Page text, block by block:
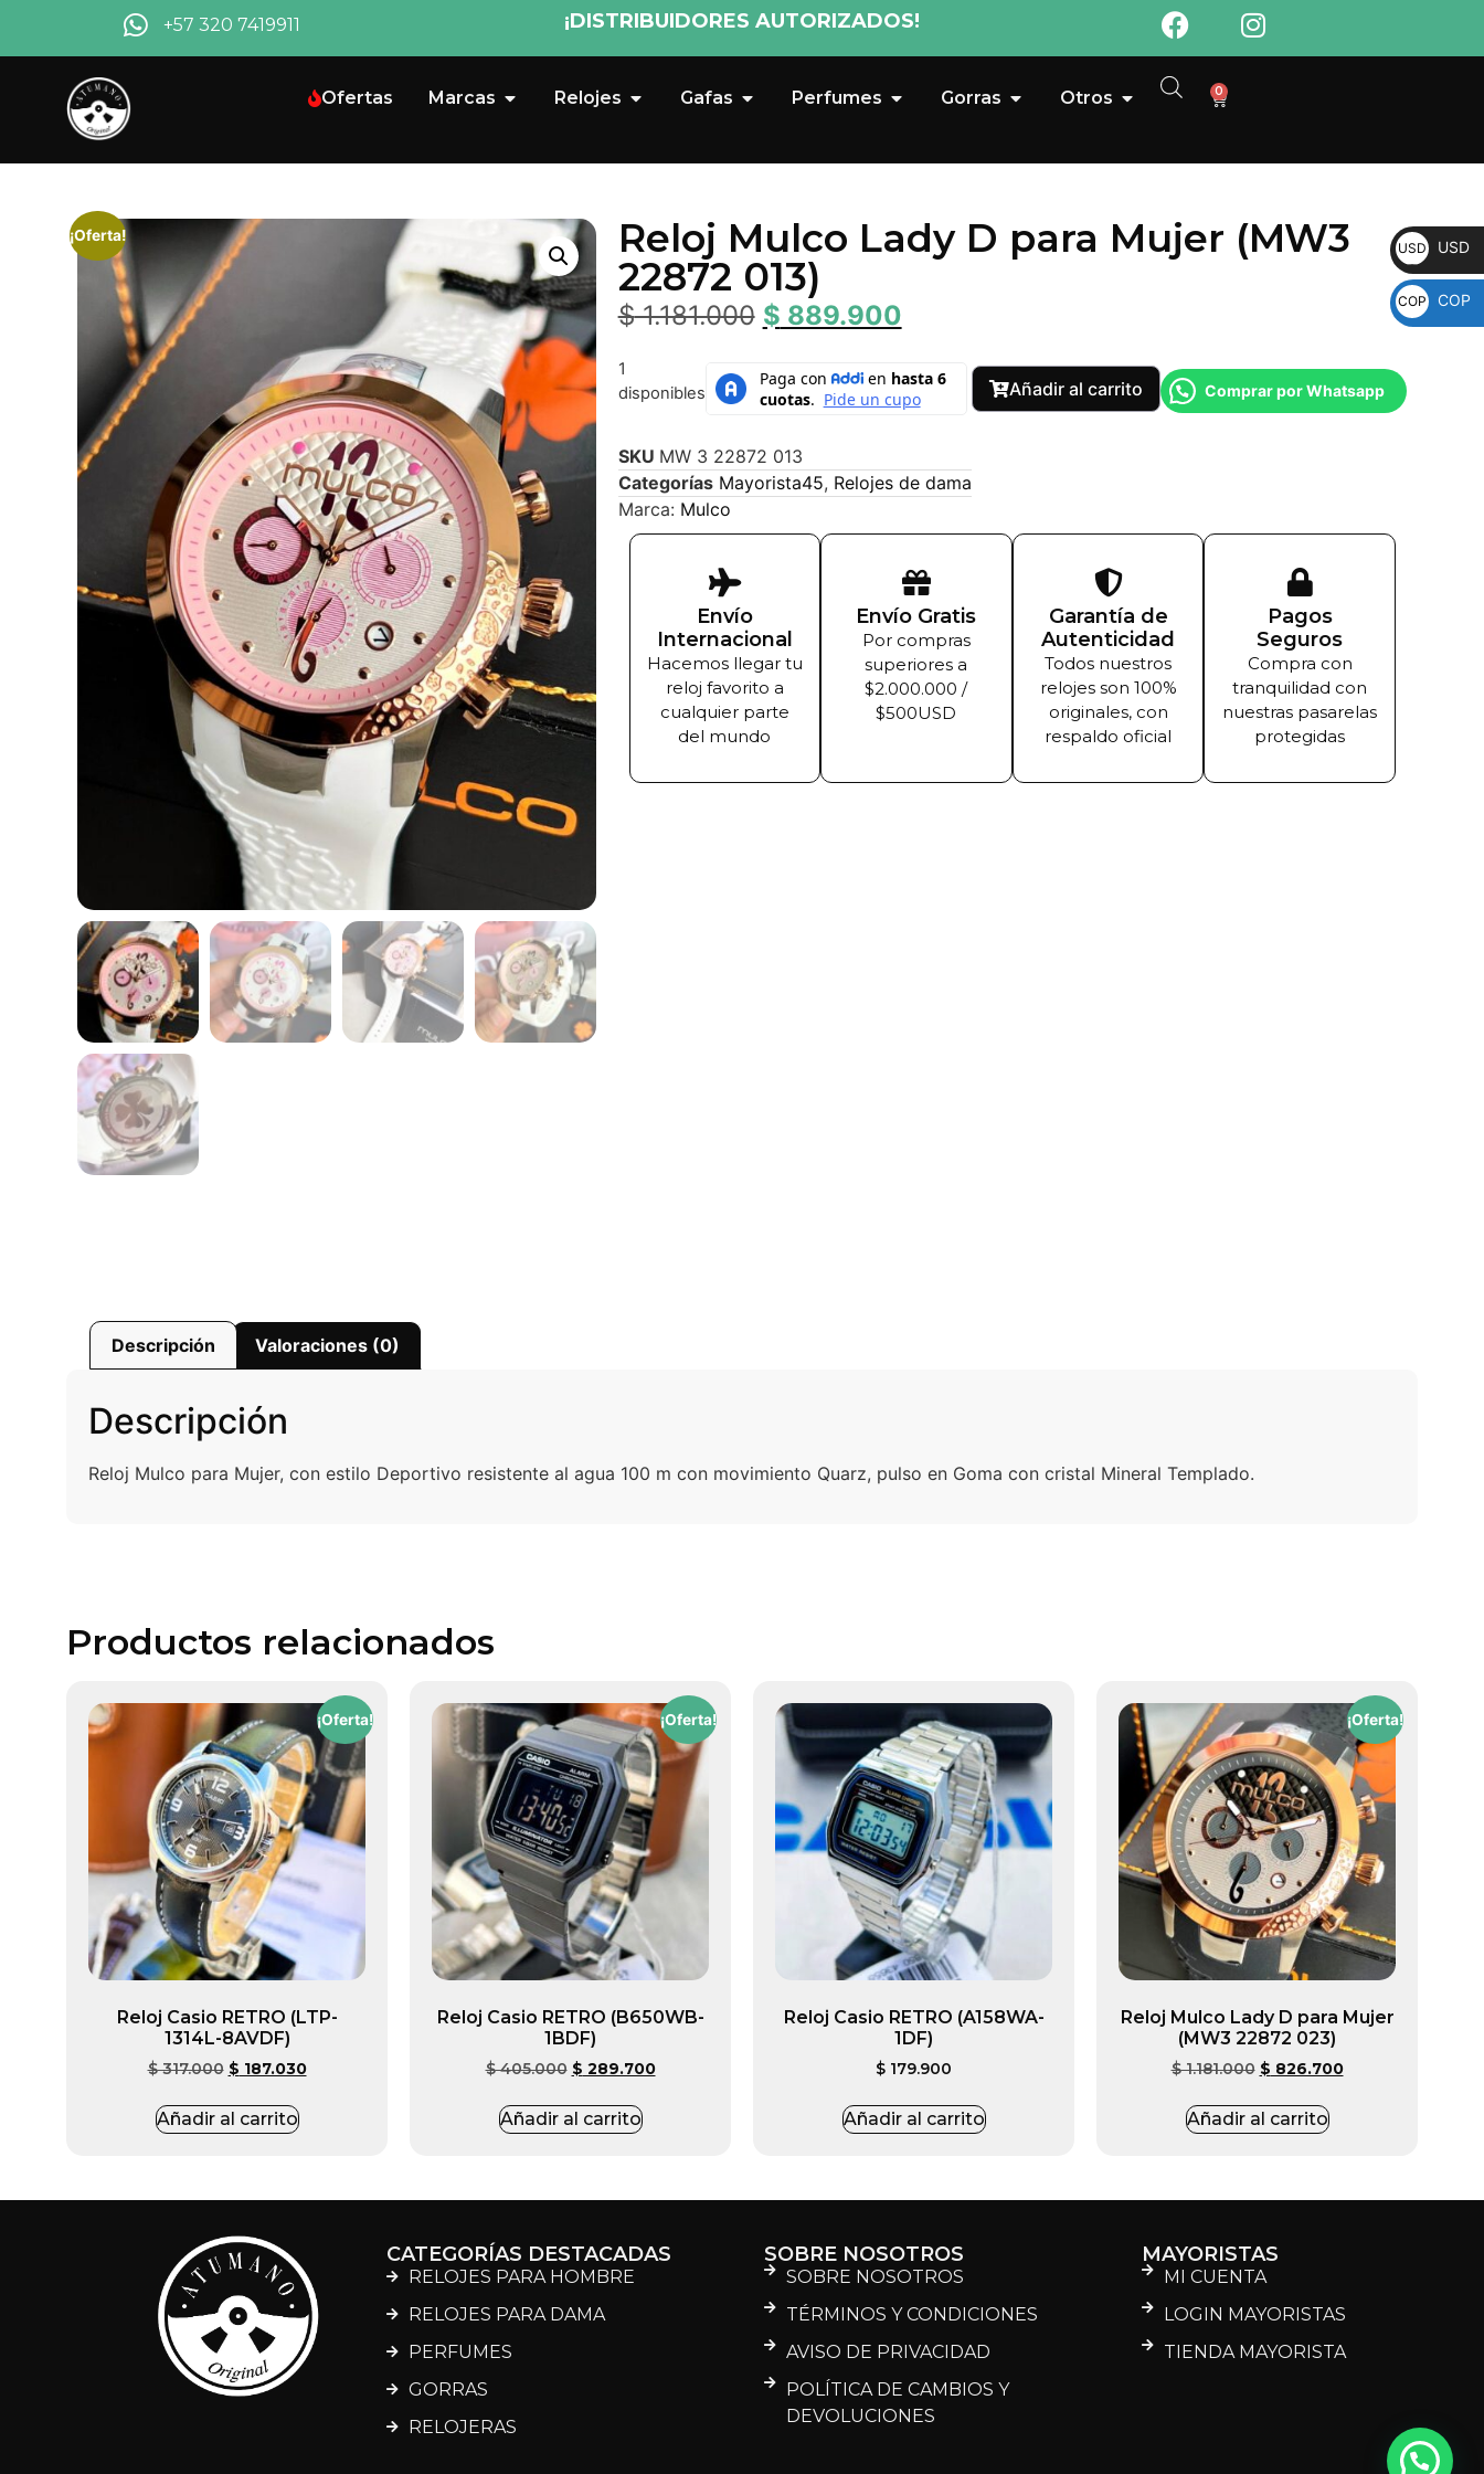
+57 320 7419911 ¡DISTRIBUIDORES AUTORIZADOS!
Ofertas Marcas Relojes Gafas Perfumes Gorras Otros 0
¡Oferta!
Reloj Mulco Lady D para Mujer (MW3
22872 013)
$1.181.000 $ 889.900
1
disponibles
Añadir al carrito Comprar por Whatsapp
SKU MW 3 22872 013
Categorías Mayorista45, Relojes de dama
Marca: Mulco
Envío
Internacional
Hacemos llegar tu
reloj favorito a
cualquier parte
del mundo
Envío Gratis
Por compras
superiores a
$2.000.000 /
$500USD
Garantía de
Autenticidad
Todos nuestros
relojes son 100%
originales, con
respaldo oficial
Pagos
Seguros
Compra con
tranquilidad con
nuestras pasarelas
protegidas
Descripción Valoraciones (0)
Descripción
Reloj Mulco para Mujer, con estilo Deportivo resistente al agua 100 m con movimiento Quarz, pulso en Goma con cristal Mineral Templado.
Productos relacionados
¡Oferta!
Reloj Casio RETRO (LTP-
1314L-8AVDF)
$317.000 $ 187.030
Añadir al carrito
¡Oferta!
Reloj Casio RETRO (B650WB-
1BDF)
$405.000 $ 289.700
Añadir al carrito
Reloj Casio RETRO (A158WA-
1DF)
$ 179.900
Añadir al carrito
¡Oferta!
Reloj Mulco Lady D para Mujer
(MW3 22872 023)
$1.181.000 $ 826.700
Añadir al carrito
CATEGORÍAS DESTACADAS
RELOJES PARA HOMBRE
RELOJES PARA DAMA
PERFUMES
GORRAS
RELOJERAS
SOBRE NOSOTROS
SOBRE NOSOTROS
TÉRMINOS Y CONDICIONES
AVISO DE PRIVACIDAD
POLÍTICA DE CAMBIOS Y
DEVOLUCIONES
MAYORISTAS
MI CUENTA
LOGIN MAYORISTAS
TIENDA MAYORISTA
USD USD
COP COP